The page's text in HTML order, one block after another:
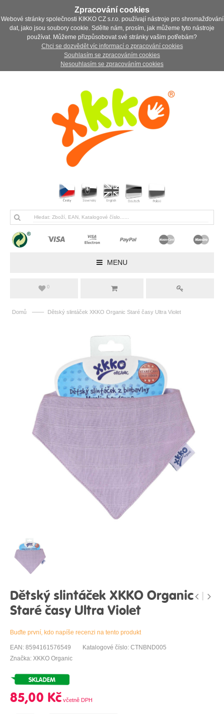
Zpracování cookies
Webové stránky společnosti KIKKO CZ s.r.o. používají nástroje pro shromažďování
dat, jako jsou soubory cookie. Sdělte nám, prosím, jak můžeme tyto nástroje
používat. Můžeme přizpůsobovat své stránky vašim potřebám?
Chci se dozvědět víc informací o zpracování cookies
Souhlasím se zpracováním cookies
Nesouhlasím se zpracováním cookies
MENU
0
Domů —— Dětský slintáček XKKO Organic Staré časy Ultra Violet
Dětský slintáček XKKO Organic
Staré časy Ultra Violet
Buďte první, kdo napíše recenzi na tento produkt
EAN: 8594161576549
Katalogové číslo: CTNBND005
Značka: XKKO Organic
85,00 Kč